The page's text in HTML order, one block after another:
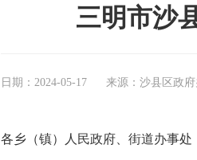
三明市沙
日期：2024-05-17 来源：沙县区政
各乡（镇）人民政府、街道办事处